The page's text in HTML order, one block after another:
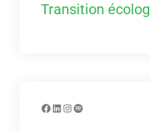
Transition
Facebook
LinkedIn
Instagram
Spotify